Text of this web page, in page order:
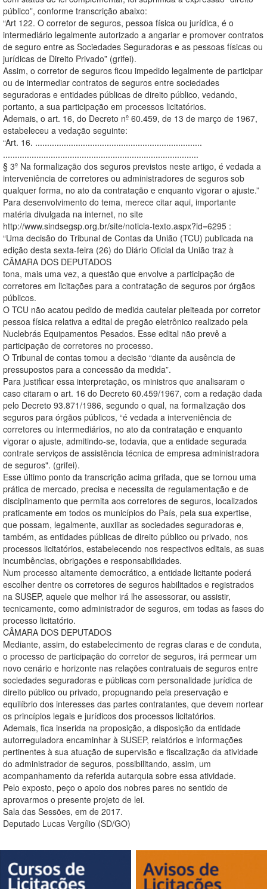
público”, conforme transcrição abaixo:
“Art 122. O corretor de seguros, pessoa física ou jurídica, é o
intermediário legalmente autorizado a angariar e promover contratos
de seguro entre as Sociedades Seguradoras e as pessoas físicas ou
jurídicas de Direito Privado” (grifei).
Assim, o corretor de seguros ficou impedido legalmente de participar
ou de intermediar contratos de seguros entre sociedades
seguradoras e entidades públicas de direito público, vedando,
portanto, a sua participação em processos licitatórios.
Ademais, o art. 16, do Decreto nº 60.459, de 13 de março de 1967,
estabeleceu a vedação seguinte:
“Art. 16. ......................................................................
..................................................................................
§ 3º Na formalização dos seguros previstos neste artigo, é vedada a
interveniência de corretores ou administradores de seguros sob
qualquer forma, no ato da contratação e enquanto vigorar o ajuste.”
Para desenvolvimento do tema, merece citar aqui, importante
matéria divulgada na internet, no site
http://www.sindsegsp.org.br/site/noticia-texto.aspx?id=6295 :
“Uma decisão do Tribunal de Contas da União (TCU) publicada na
edição desta sexta-feira (26) do Diário Oficial da União traz à
CÂMARA DOS DEPUTADOS
tona, mais uma vez, a questão que envolve a participação de
corretores em licitações para a contratação de seguros por órgãos
públicos.
O TCU não acatou pedido de medida cautelar pleiteada por corretor
pessoa física relativa a edital de pregão eletrônico realizado pela
Nuclebrás Equipamentos Pesados. Esse edital não prevê a
participação de corretores no processo.
O Tribunal de contas tomou a decisão “diante da ausência de
pressupostos para a concessão da medida”.
Para justificar essa interpretação, os ministros que analisaram o
caso citaram o art. 16 do Decreto 60.459/1967, com a redação dada
pelo Decreto 93.871/1986, segundo o qual, na formalização dos
seguros para órgãos públicos, “é vedada a interveniência de
corretores ou intermediários, no ato da contratação e enquanto
vigorar o ajuste, admitindo-se, todavia, que a entidade segurada
contrate serviços de assistência técnica de empresa administradora
de seguros". (grifei).
Esse último ponto da transcrição acima grifada, que se tornou uma
prática de mercado, precisa e necessita de regulamentação e de
disciplinamento que permita aos corretores de seguros, localizados
praticamente em todos os municípios do País, pela sua expertise,
que possam, legalmente, auxiliar as sociedades seguradoras e,
também, as entidades públicas de direito público ou privado, nos
processos licitatórios, estabelecendo nos respectivos editais, as suas
incumbências, obrigações e responsabilidades.
Num processo altamente democrático, a entidade licitante poderá
escolher dentre os corretores de seguros habilitados e registrados
na SUSEP, aquele que melhor irá lhe assessorar, ou assistir,
tecnicamente, como administrador de seguros, em todas as fases do
processo licitatório.
CÂMARA DOS DEPUTADOS
Mediante, assim, do estabelecimento de regras claras e de conduta,
o processo de participação do corretor de seguros, irá permear um
novo cenário e horizonte nas relações contratuais de seguros entre
sociedades seguradoras e públicas com personalidade jurídica de
direito público ou privado, propugnando pela preservação e
equilíbrio dos interesses das partes contratantes, que devem nortear
os princípios legais e jurídicos dos processos licitatórios.
Ademais, fica inserida na proposição, a disposição da entidade
autorreguladora encaminhar à SUSEP, relatórios e informações
pertinentes à sua atuação de supervisão e fiscalização da atividade
do administrador de seguros, possibilitando, assim, um
acompanhamento da referida autarquia sobre essa atividade.
Pelo exposto, peço o apoio dos nobres pares no sentido de
aprovarmos o presente projeto de lei.
Sala das Sessões, em de 2017.
Deputado Lucas Vergílio (SD/GO)